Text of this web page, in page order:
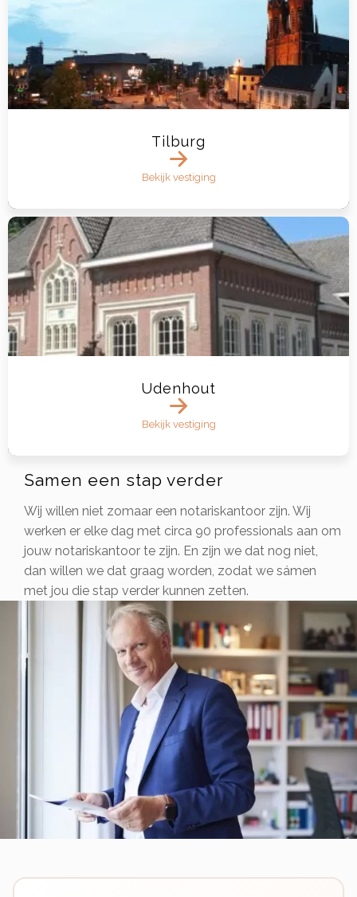
Tilburg
Bekijk vestiging
Udenhout
Bekijk vestiging
Samen een stap verder
Wij willen niet zomaar een notariskantoor zijn. Wij
werken er elke dag met circa 90 professionals aan om
jouw notariskantoor te zijn. En zijn we dat nog niet,
dan willen we dat graag worden, zodat we sámen
met jou die stap verder kunnen zetten.